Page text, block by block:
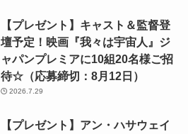
【プレゼント】キャスト＆監督登
壇予定！映画『我々は宇宙人』ジ
ャパンプレミアに10組20名様ご招
待☆（応募締切：8月12日）
2026.7.29
【プレゼント】アン・ハサウェイ